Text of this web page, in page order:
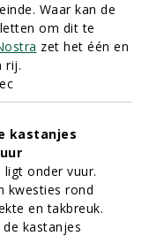
Waar kan de
om dit te
zet het één en
rij.
kastanjes
onder vuur.
kwesties rond
en takbreuk.
kastanjes